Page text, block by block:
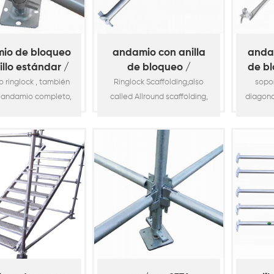
de bloqueo
estándar /
(espita
corta)
ringlock , también
andamio completo,
más populares
construcción. Es
utilizado en la
de la construcción,
puentes,
petroquímicos,
mantenimiento de
etc. Es
con el acceso al
andamio con anilla
de bloqueo /
horizontal
Ringlock Scaffolding,also
called Allround scaffolding,
modular scaffolding for
construction. It is widely
used in the construction
industry, such as building,
bridge, viaduct,
petrochemical, shipyard,
aircraft maintenance, etc. It
supports to access work and
de
los
mm
se